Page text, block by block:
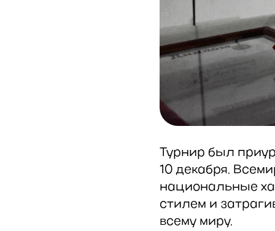
Турнир был
10 декабря.
национальные
стилем и
всему миру.